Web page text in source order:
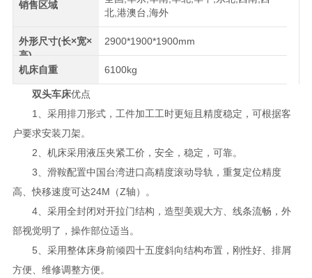
销售区域
北,港澳台,海外
外形尺寸(长×宽×
高)
2900*1900*1900mm
机床自重 6100kg
双头车床优点
1、采用排刀形式，工件加工工时更短且精度稳定，可根据客
户要求安装刀架。
2、机床采用液压夹紧工价，安全，稳定，可靠。
3、滑鞍配置中国台湾进口高精度滚动导轨，重复定位精度
高、快移速度可达24M（Z轴）。
4、采用全封闭对开拉门结构，造型美观大方、线条流畅，外
部视觉明了，操作部位适当。
5、采用整体床身前倾四十五度斜向结构布置，刚性好、排屑
方便、维修调整方便。